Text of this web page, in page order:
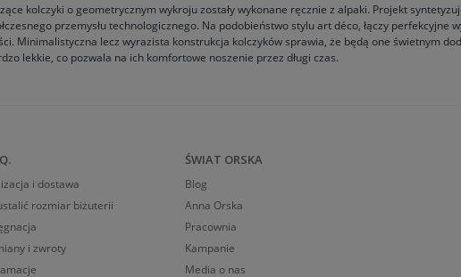
kolczyki o geometrycznym wykroju zostały wykonane ręcznie z alpaki. Projekt
przemysłu technologicznego. Na podobieństwo stylu art déco, łączy
Minimalistyczna lecz wyrazista konstrukcja kolczyków sprawia, że będą one świetnym
lekkie, co pozwala na ich komfortowe noszenie przez długi czas.
i dostawa
rozmiar biżuterii
i zwroty
ŚWIAT ORSKA
Blog
Anna Orska
Pracownia
Kampanie
Media o nas